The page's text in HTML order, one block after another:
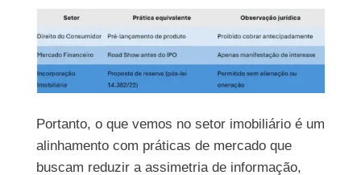
Portanto, o que vemos no setor imobiliário é um
alinhamento com práticas de mercado que
buscam reduzir a assimetria de informação,